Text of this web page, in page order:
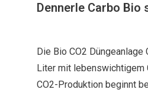
Dennerle Carbo Bio
Die Bio CO2
Liter mit lebenswichtigem
CO2-Produktion beginnt